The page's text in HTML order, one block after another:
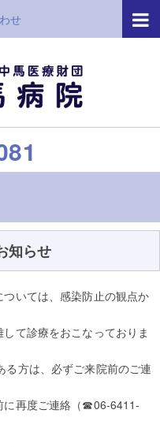
せ
知らせ
いては、感染防止の観点か
て診療をおこなっておりま
方は、必ずご来院前のご連
に再度ご連絡（☎06-6411-